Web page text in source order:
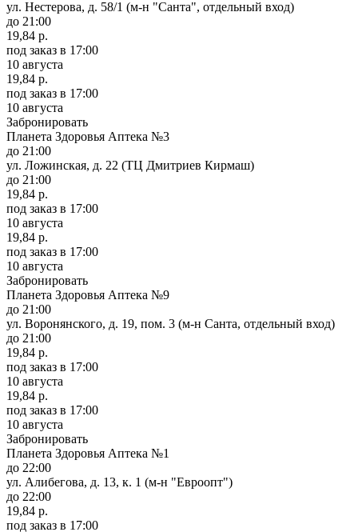
ул. Нестерова, д. 58/1 (м-н "Санта", отдельный вход)
до 21:00
19,84 р.
под заказ в 17:00
10 августа
19,84 р.
под заказ в 17:00
10 августа
Забронировать
Планета Здоровья Аптека №3
до 21:00
ул. Ложинская, д. 22 (ТЦ Дмитриев Кирмаш)
до 21:00
19,84 р.
под заказ в 17:00
10 августа
19,84 р.
под заказ в 17:00
10 августа
Забронировать
Планета Здоровья Аптека №9
до 21:00
ул. Воронянского, д. 19, пом. 3 (м-н Санта, отдельный вход)
до 21:00
19,84 р.
под заказ в 17:00
10 августа
19,84 р.
под заказ в 17:00
10 августа
Забронировать
Планета Здоровья Аптека №1
до 22:00
ул. Алибегова, д. 13, к. 1 (м-н "Евроопт")
до 22:00
19,84 р.
под заказ в 17:00